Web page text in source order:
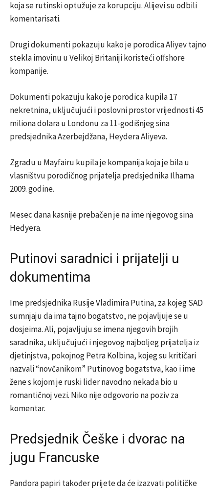
koja se rutinski optužuje za korupciju. Alijevi su odbili
komentarisati.
Drugi dokumenti pokazuju kako je porodica Aliyev tajno
stekla imovinu u Velikoj Britaniji koristeći offshore
kompanije.
Dokumenti pokazuju kako je porodica kupila 17
nekretnina, uključujući i poslovni prostor vrijednosti 45
miliona dolara u Londonu za 11-godišnjeg sina
predsjednika Azerbejdžana, Heydera Aliyeva.
Zgradu u Mayfairu kupila je kompanija koja je bila u
vlasništvu porodičnog prijatelja predsjednika Ilhama
2009. godine.
Mesec dana kasnije prebačen je na ime njegovog sina
Hedyera.
Putinovi saradnici i prijatelji u
dokumentima
Ime predsjednika Rusije Vladimira Putina, za kojeg SAD
sumnjaju da ima tajno bogatstvo, ne pojavljuje se u
dosjeima. Ali, pojavljuju se imena njegovih brojih
saradnika, uključujući i njegovog najboljeg prijatelja iz
djetinjstva, pokojnog Petra Kolbina, kojeg su kritičari
nazvali “novčanikom” Putinovog bogatstva, kao i ime
žene s kojom je ruski lider navodno nekada bio u
romantičnoj vezi. Niko nije odgovorio na poziv za
komentar.
Predsjednik Češke i dvorac na
jugu Francuske
Pandora papiri također prijete da će izazvati političke